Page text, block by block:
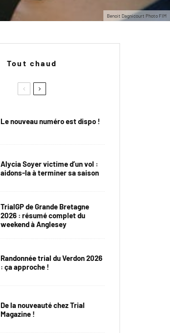
Benoit Dagnicourt Photo FIM
Tout chaud
Le nouveau numéro est dispo !
Alycia Soyer victime d’un vol :
aidons-la à terminer sa saison
TrialGP de Grande Bretagne
2026 : résumé complet du
weekend à Anglesey
Randonnée trial du Verdon 2026
: ça approche !
De la nouveauté chez Trial
Magazine !